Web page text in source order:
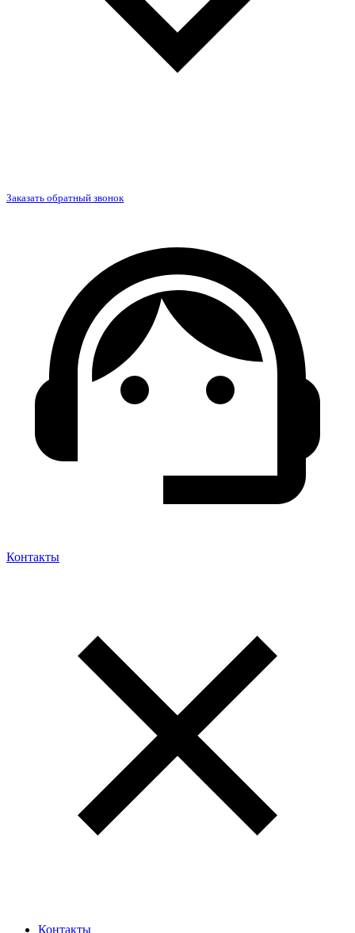
Заказать обратный звонок
Контакты
Контакты